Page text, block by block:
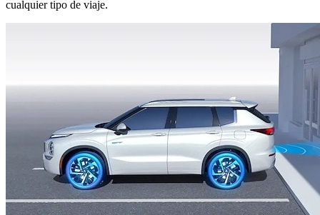
cualquier tipo de viaje.